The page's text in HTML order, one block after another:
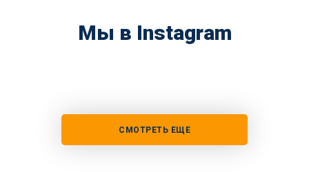
Мы в Instagram
СМОТРЕТЬ ЕЩЕ